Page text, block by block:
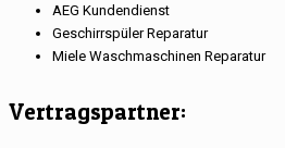
AEG Kundendienst
Geschirrspüler Reparatur
Miele Waschmaschinen Reparatur
Vertragspartner: